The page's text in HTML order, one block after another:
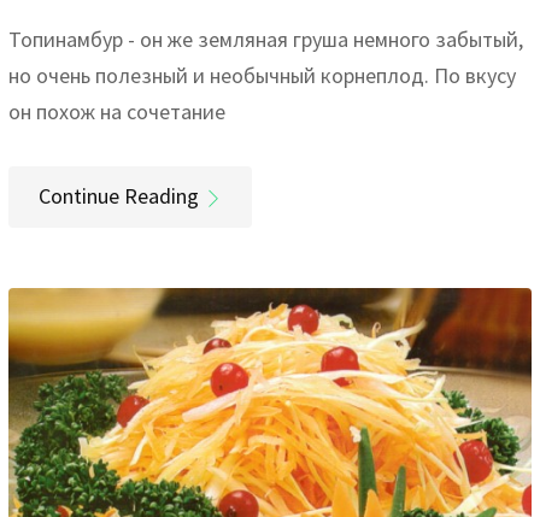
Топинамбур - он же земляная груша немного забытый,
но очень полезный и необычный корнеплод. По вкусу
он похож на сочетание
Continue Reading